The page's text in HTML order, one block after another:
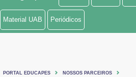
Ministério de Minas e Energia
Material UAB Periódicos
PORTAL EDUCAPES
NOSSOS PARCEIROS